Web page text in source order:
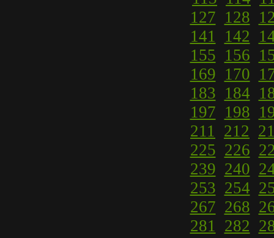
127 128
141 142
155 156
169 170
183 184
197 198
211 212
225 226
239 240
253 254
267 268
281 282